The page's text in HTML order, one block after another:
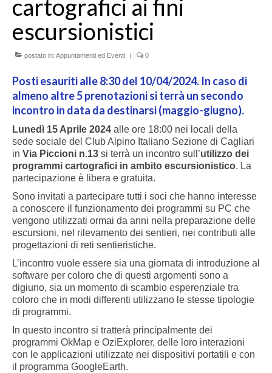
cartografici ai fini
escursionistici
postato in: Appuntamenti ed Eventi 0
Posti esauriti alle 8:30 del 10/04/2024. In caso di
almeno altre 5 prenotazioni si terrà un secondo
incontro in data da destinarsi (maggio-giugno).
Lunedì 15 Aprile 2024 alle ore 18:00 nei locali della
sede sociale del Club Alpino Italiano Sezione di Cagliari
in Via Piccioni n.13 si terrà un incontro sull’utilizzo dei
programmi cartografici in ambito escursionistico. La
partecipazione è libera e gratuita.
Sono invitati a partecipare tutti i soci che hanno interesse
a conoscere il funzionamento dei programmi su PC che
vengono utilizzati ormai da anni nella preparazione delle
escursioni, nel rilevamento dei sentieri, nei contributi alle
progettazioni di reti sentieristiche.
L’incontro vuole essere sia una giornata di introduzione al
software per coloro che di questi argomenti sono a
digiuno, sia un momento di scambio esperenziale tra
coloro che in modi differenti utilizzano le stesse tipologie
di programmi.
In questo incontro si tratterà principalmente dei
programmi OkMap e OziExplorer, delle loro interazioni
con le applicazioni utilizzate nei dispositivi portatili e con
il programma GoogleEarth.